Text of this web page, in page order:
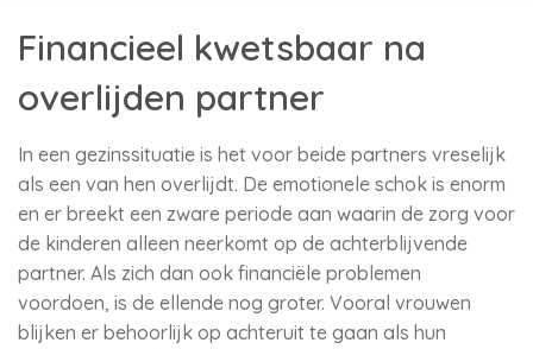
Financieel kwetsbaar na
overlijden partner
In een gezinssituatie is het voor beide partners vreselijk
als een van hen overlijdt. De emotionele schok is enorm
en er breekt een zware periode aan waarin de zorg voor
de kinderen alleen neerkomt op de achterblijvende
partner. Als zich dan ook financiële problemen
voordoen, is de ellende nog groter. Vooral vrouwen
blijken er behoorlijk op achteruit te gaan als hun